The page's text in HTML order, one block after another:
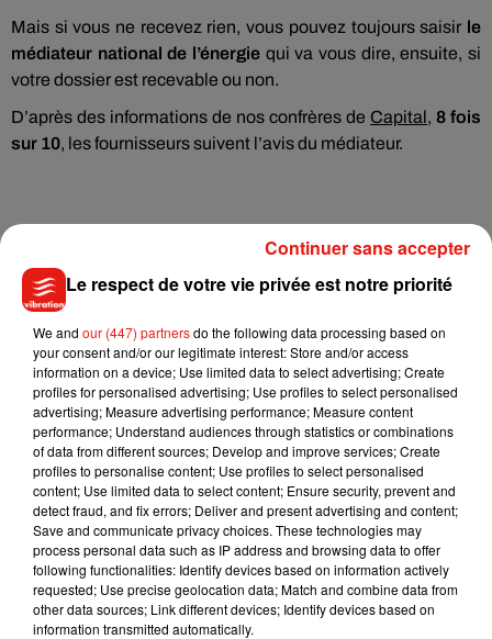
Mais si vous ne recevez rien, vous pouvez toujours saisir le
médiateur national de l’énergie qui va vous dire, ensuite, si
votre dossier est recevable ou non.
D’après des informations de nos confrères de Capital, 8 fois
sur 10, les fournisseurs suivent l’avis du médiateur.
Musique
7 août 2026
Julien Lieb s’essaye à la vie de chatelain
dans son nouveau clip
7 août 2026
Madonna sort enfin le remix de « Love
Sensation » avec Kylie Minogue
Le respect de votre vie privée est notre priorité
We and our (447) partnersdo the following data processing based on
your consent and/or our legitimate interest: Store and/or access
information on a device; Use limited data to select advertising; Create
profiles for personalised advertising; Use profiles to select personalised
advertising; Measure advertising performance; Measure content
performance; Understand audiences through statistics or combinations
of data from different sources; Develop and improve services; Create
profiles to personalise content; Use profiles to select personalised
content; Use limited data to select content; Ensure security, prevent and
detect fraud, and fix errors; Deliver and present advertising and content;
Save and communicate privacy choices. These technologies may
process personal data such as IP address and browsing data to offer
following functionalities: Identify devices based on information actively
requested; Use precise geolocation data; Match and combine data from
other data sources; Link different devices; Identify devices based on
information transmitted automatically.
Continuer sans accepter